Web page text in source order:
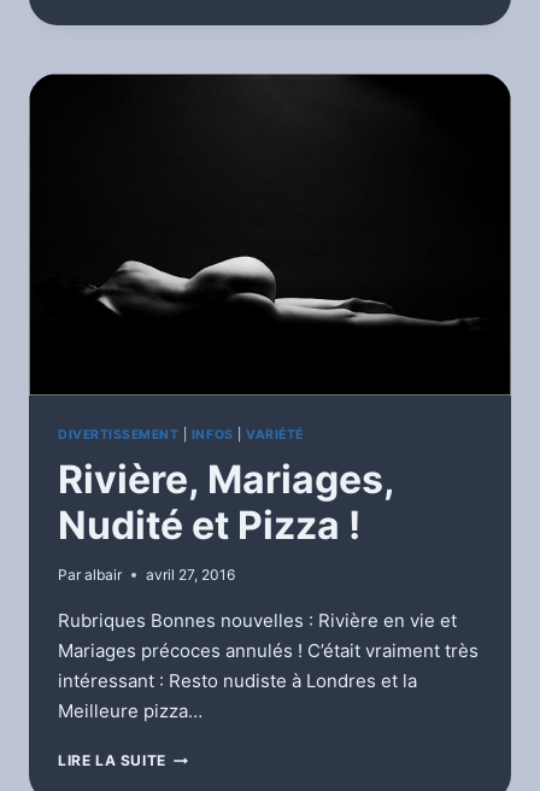
HANINA
DIVERTISSEMENT INFOS |VARIÉTÉ
Rivière, Mariages,
Nudité et Pizza !
Par albair avril 27, 2016
Rubriques Bonnes nouvelles : Rivière en vie et
Mariages précoces annulés ! C’était vraiment très
intéressant : Resto nudiste à Londres et la
Meilleure pizza…
LIRE LA SUITE RIVIÈRE,